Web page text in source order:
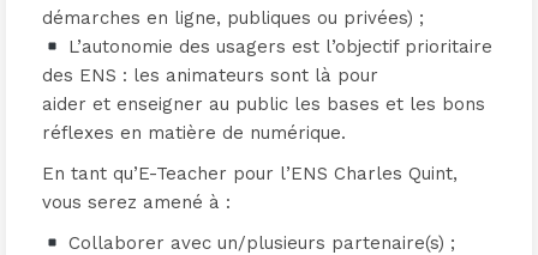
démarches en ligne, publiques ou privées) ;
L’autonomie des usagers est l’objectif prioritaire
des ENS : les animateurs sont là pour
aider et enseigner au public les bases et les bons
réflexes en matière de numérique.
En tant qu’E-Teacher pour l’ENS Charles Quint,
vous serez amené à :
Collaborer avec un/plusieurs partenaire(s) ;